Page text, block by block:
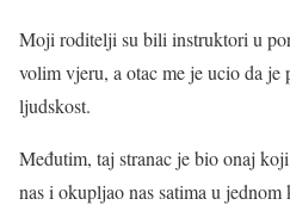
Moji roditelji su bili instruktori u
volim vjeru, a otac me je ucio da je
ljudskost.
Međutim, taj stranac je bio onaj
nas i okupljao nas satima u